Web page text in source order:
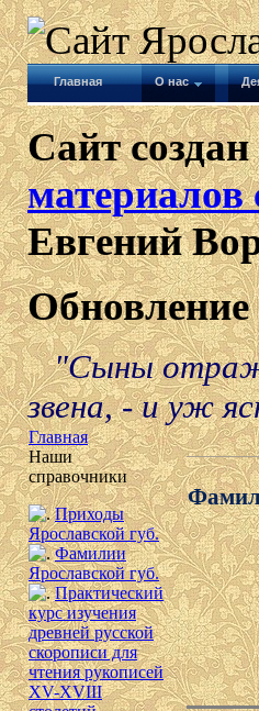
Главная О нас
Сайт
материалов
Евгений
Обновление
"Сыны
звена, - и уж
Главная
Наши
справочники
Приходы
Ярославской губ.
Фамилии
Ярославской губ.
Практический
курс изучения
древней русской
скорописи для
чтения рукописей
XV-XVIII